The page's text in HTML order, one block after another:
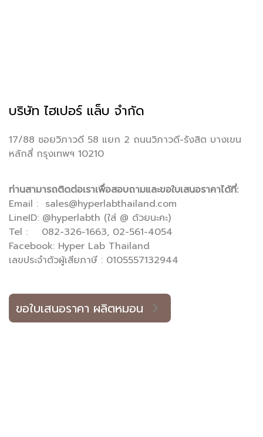
บริษัท ไฮเปอร์ แล็บ จำกัด
17/88 ซอยวิภาวดี 58 แยก 2 ถนนวิภาวดี-รังสิต บางเขน
หลักสี่ กรุงเทพฯ 10210
ท่านสามารถติดต่อเราเพื่อสอบถามและขอใบเสนอราคาได้ที่:
Email : sales@hyperlabthailand.com
LineID: @hyperlabth (ใส่ @ ด้วยนะคะ)
Tel : 082-326-1663, 02-561-4054
Facebook: Hyper Lab Thailand
เลขประจำตัวผู้เสียภาษี : 0105557132944
ขอใบเสนอราคา ผลิตหมอน